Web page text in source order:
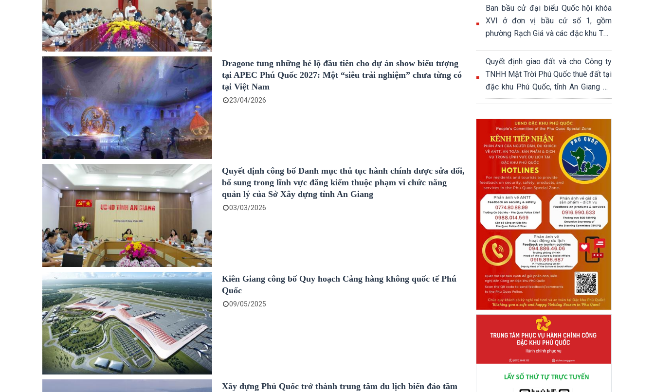
Dragone tung những hé lộ đầu tiên cho dự án show biểu tượng
tại APEC Phú Quốc 2027: Một “siêu trải nghiệm” chưa từng có
tại Việt Nam
23/04/2026
Quyết định công bố Danh mục thủ tục hành chính được sửa đổi,
bổ sung trong lĩnh vực đăng kiểm thuộc phạm vi chức năng
quản lý của Sở Xây dựng tỉnh An Giang
03/03/2026
Kiên Giang công bố Quy hoạch Cảng hàng không quốc tế Phú
Quốc
09/05/2025
Xây dựng Phú Quốc trở thành trung tâm du lịch biển đảo tầm
Giang, tỷ lệ 1/2000, quy mô khoảng
339,04 ha
Ban bầu cử đại biểu Quốc hội khóa
XVI ở đơn vị bầu cử số 1, gồm
phường Rạch Giá và các đặc khu Thổ
Châu, Phú Quốc
Quyết định giao đất và cho Công ty
TNHH Mặt Trời Phú Quốc thuê đất tại
đặc khu Phú Quốc, tỉnh An Giang để
thực hiện Dự án Khu đô thị hỗn hợp